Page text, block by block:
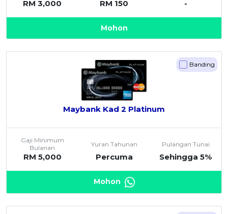
RM 3,000 RM 150 -
Mohon
Banding
Maybank Kad 2 Platinum
Gaji Minimum
Bulanan
RM 5,000
Yuran Tahunan
Percuma
Pulangan Tunai
Sehingga 5%
Mohon